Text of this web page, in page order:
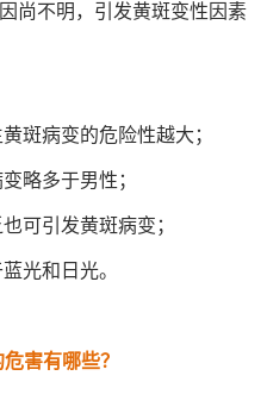
尚不明，引发黄斑变性因素
斑病变的危险性越大；
略多于男性；
可引发黄斑病变；
光和日光。
害有哪些？